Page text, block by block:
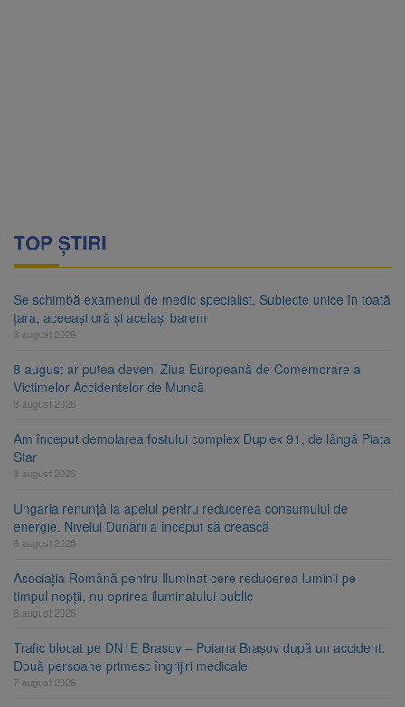
TOP ȘTIRI
Se schimbă examenul de medic specialist. Subiecte unice în toată
țara, aceeași oră și același barem
8 august 2026
8 august ar putea deveni Ziua Europeană de Comemorare a
Victimelor Accidentelor de Muncă
8 august 2026
Am început demolarea fostului complex Duplex 91, de lângă Piața
Star
8 august 2026
Ungaria renunță la apelul pentru reducerea consumului de
energie. Nivelul Dunării a început să crească
8 august 2026
Asociația Română pentru Iluminat cere reducerea luminii pe
timpul nopții, nu oprirea iluminatului public
8 august 2026
Trafic blocat pe DN1E Brașov – Poiana Brașov după un accident.
Două persoane primesc îngrijiri medicale
7 august 2026